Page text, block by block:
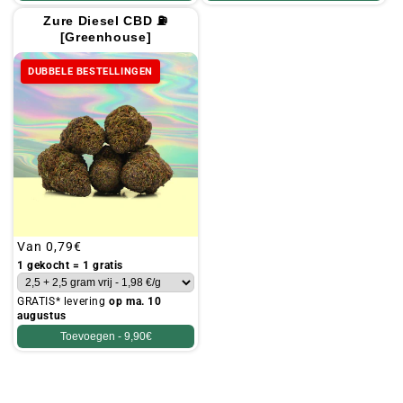
Zure Diesel CBD ⛽
[Greenhouse]
DUBBELE BESTELLINGEN
Gebruikelijke
prijs
Van 0,79€
1 gekocht = 1 gratis
GRATIS* leveringop ma. 10
augustus
Toevoegen - 9,90€